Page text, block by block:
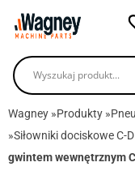
Wagney »Produkty »
»Siłowniki dociskowe C-D
gwintem wewnętrznym